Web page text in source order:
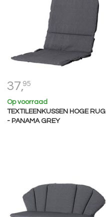
37,95
Op voorraad
TEXTILEENKUSSEN HOGE RUG
- PANAMA GREY